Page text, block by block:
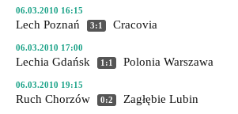
06.03.2010 16:15
Lech Poznań 3:1 Cracovia
06.03.2010 17:00
Lechia Gdańsk 1:1 Polonia Warszawa
06.03.2010 19:15
Ruch Chorzów 0:2 Zagłębie Lubin